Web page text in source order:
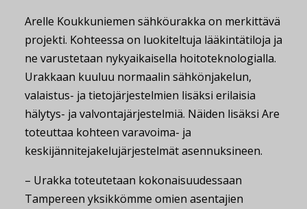
Arelle Koukkuniemen sähköurakka on merkittävä
projekti. Kohteessa on luokiteltuja lääkintätiloja ja
ne varustetaan nykyaikaisella hoitoteknologialla.
Urakkaan kuuluu normaalin sähkönjakelun,
valaistus- ja tietojärjestelmien lisäksi erilaisia
hälytys- ja valvontajärjestelmiä. Näiden lisäksi Are
toteuttaa kohteen varavoima- ja
keskijännitejakelujärjestelmät asennuksineen.
– Urakka toteutetaan kokonaisuudessaan
Tampereen yksikkömme omien asentajien